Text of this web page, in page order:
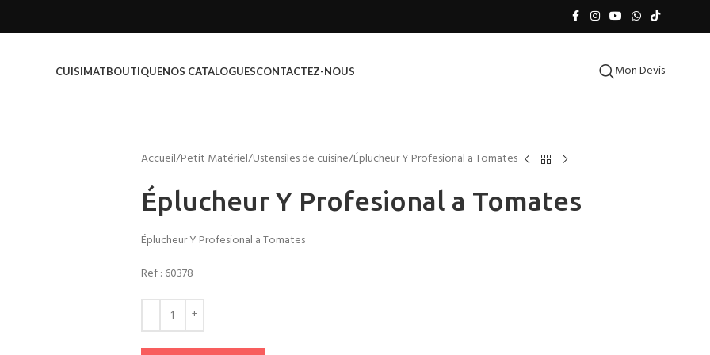
CUISIMATBOUTIQUENOS CATALOGUESCONTACTEZ-NOUS Mon Devis
Accueil Petit Matériel Ustensiles de cuisine Éplucheur Y Profesional a Tomates
Éplucheur Y Profesional a Tomates
Éplucheur Y Profesional a Tomates
Ref : 60378